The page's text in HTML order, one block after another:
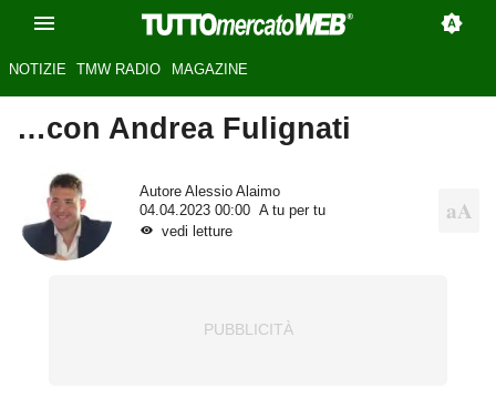
NOTIZIE TMW RADIO MAGAZINE
…con Andrea Fulignati
Autore Alessio Alaimo
04.04.2023 00:00
A tu per tu
vedi letture